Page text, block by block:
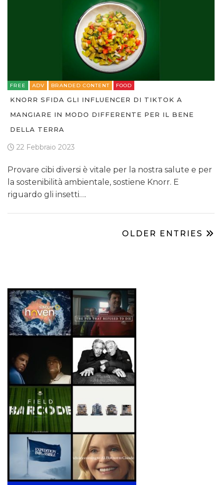
FREE ADV BRANDED CONTENT FOOD
KNORR SFIDA GLI INFLUENCER DI TIKTOK A
MANGIARE IN MODO DIFFERENTE PER IL BENE
DELLA TERRA
22 Febbraio 2023
Provare cibi diversi è vitale per la nostra salute e per
la sostenibilità ambientale, sostiene Knorr. E
riguardo gli insetti….
OLDER ENTRIES